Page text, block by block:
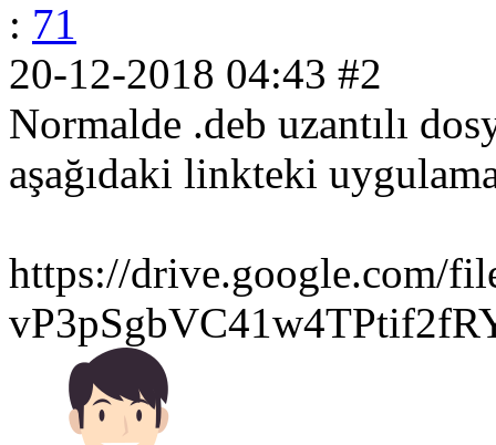
: 71
20-12-2018 04:43 #2
Normalde .deb uzantılı
aşağıdaki linkteki
https://drive.google.com/